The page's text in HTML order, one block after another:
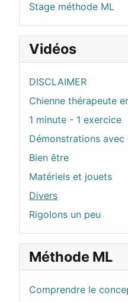
Stage méthode ML
Vidéos
DISCLAIMER
Chienne thérapeute
1 minute - 1 exercice
Démonstrations
Bien être
Matériels et jouets
Divers
Rigolons un peu
Méthode ML
Comprendre le